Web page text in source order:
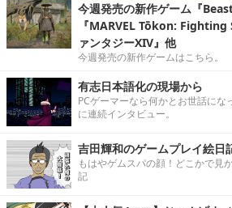
今週発売の新作ゲーム『
『MARVEL Tōkon: Fighting
ァンタジーXIV』他
今週発売の新作ゲームはこちら。
有志日本語化の現場から
PCゲーマーなら何かとお世話に
に連続インタビュー。
吉田輝和のゲームプレイ絵日
もはやゲムスパの顔！どこかで見
記